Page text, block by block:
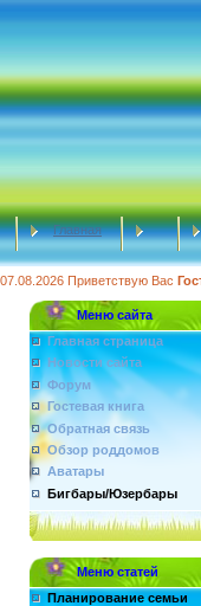
Главная
07.08.2026 Приветствую Вас
Меню сайта
Главная страница
Новости сайта
Форум
Гостевая книга
Обратная связь
Обзор роддомов
Аватары
Бигбары/Юзербары
Меню статей
Планирование семьи